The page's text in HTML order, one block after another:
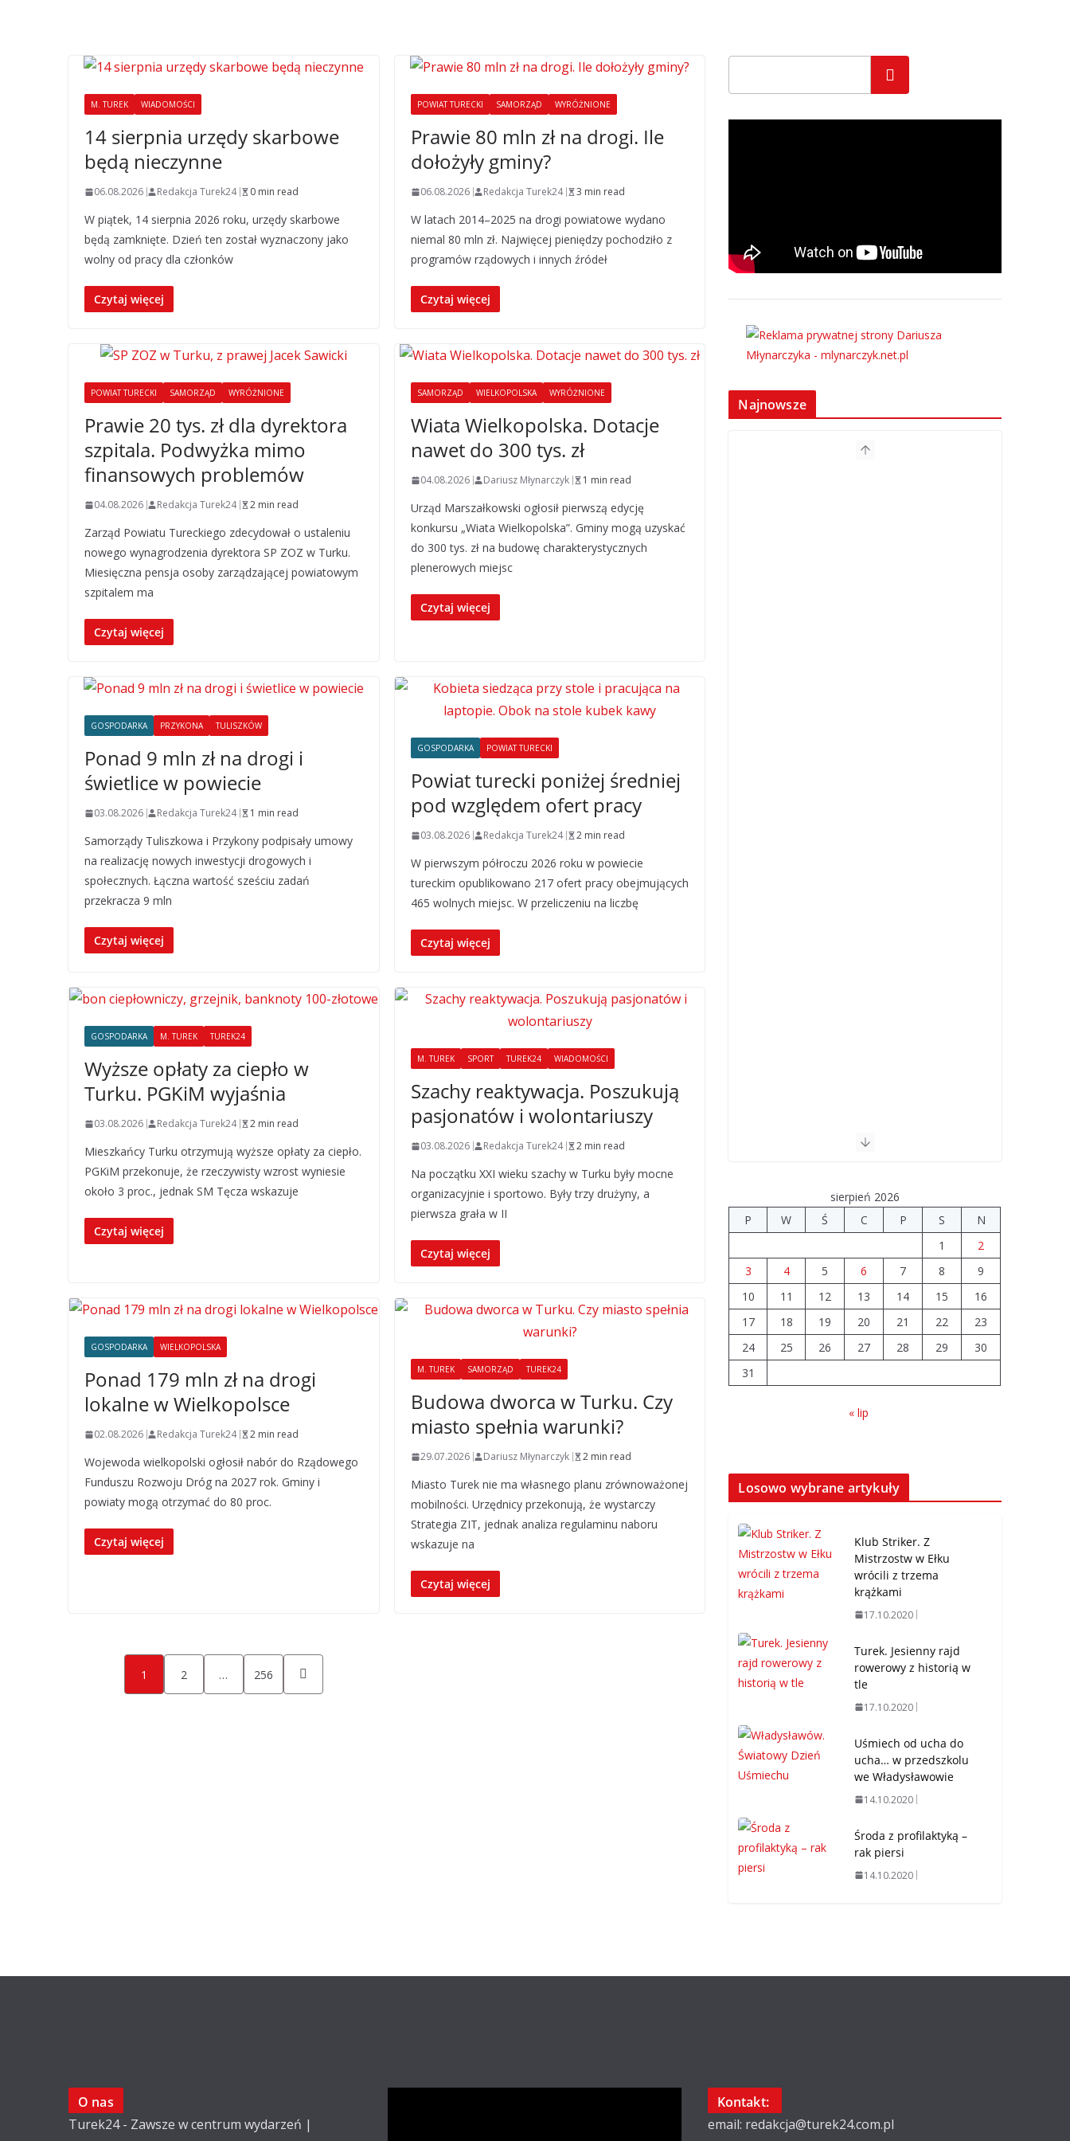
M. TUREK WIADOMOŚCI
14 sierpnia urzędy skarbowe
będą nieczynne
06.08.2026 Redakcja Turek24 0 min read
W piątek, 14 sierpnia 2026 roku, urzędy skarbowe
będą zamknięte. Dzień ten został wyznaczony jako
wolny od pracy dla członków
Czytaj więcej
POWIAT TURECKI SAMORZĄD WYRÓŻNIONE
Prawie 80 mln zł na drogi. Ile
dołożyły gminy?
06.08.2026 Redakcja Turek24 3 min read
W latach 2014–2025 na drogi powiatowe wydano
niemal 80 mln zł. Najwięcej pieniędzy pochodziło z
programów rządowych i innych źródeł
Czytaj więcej
POWIAT TURECKI SAMORZĄD WYRÓŻNIONE
Prawie 20 tys. zł dla dyrektora
szpitala. Podwyżka mimo
finansowych problemów
04.08.2026 Redakcja Turek24 2 min read
Zarząd Powiatu Tureckiego zdecydował o ustaleniu
nowego wynagrodzenia dyrektora SP ZOZ w Turku.
Miesięczna pensja osoby zarządzającej powiatowym
szpitalem ma
Czytaj więcej
SAMORZĄD WIELKOPOLSKA WYRÓŻNIONE
Wiata Wielkopolska. Dotacje
nawet do 300 tys. zł
04.08.2026 Dariusz Młynarczyk 1 min read
Urząd Marszałkowski ogłosił pierwszą edycję
konkursu „Wiata Wielkopolska”. Gminy mogą uzyskać
do 300 tys. zł na budowę charakterystycznych
plenerowych miejsc
Czytaj więcej
GOSPODARKA PRZYKONA TULISZKÓW
Ponad 9 mln zł na drogi i
świetlice w powiecie
03.08.2026 Redakcja Turek24 1 min read
Samorządy Tuliszkowa i Przykony podpisały umowy
na realizację nowych inwestycji drogowych i
społecznych. Łączna wartość sześciu zadań
przekracza 9 mln
Czytaj więcej
GOSPODARKA POWIAT TURECKI
Powiat turecki poniżej średniej
pod względem ofert pracy
03.08.2026 Redakcja Turek24 2 min read
W pierwszym półroczu 2026 roku w powiecie
tureckim opublikowano 217 ofert pracy obejmujących
465 wolnych miejsc. W przeliczeniu na liczbę
Czytaj więcej
GOSPODARKA M. TUREK TUREK24
Wyższe opłaty za ciepło w
Turku. PGKiM wyjaśnia
03.08.2026 Redakcja Turek24 2 min read
Mieszkańcy Turku otrzymują wyższe opłaty za ciepło.
PGKiM przekonuje, że rzeczywisty wzrost wyniesie
około 3 proc., jednak SM Tęcza wskazuje
Czytaj więcej
M. TUREK SPORT TUREK24 WIADOMOŚCI
Szachy reaktywacja. Poszukują
pasjonatów i wolontariuszy
03.08.2026 Redakcja Turek24 2 min read
Na początku XXI wieku szachy w Turku były mocne
organizacyjnie i sportowo. Były trzy drużyny, a
pierwsza grała w II
Czytaj więcej
GOSPODARKA WIELKOPOLSKA
Ponad 179 mln zł na drogi
lokalne w Wielkopolsce
02.08.2026 Redakcja Turek24 2 min read
Wojewoda wielkopolski ogłosił nabór do Rządowego
Funduszu Rozwoju Dróg na 2027 rok. Gminy i
powiaty mogą otrzymać do 80 proc.
Czytaj więcej
M. TUREK SAMORZĄD TUREK24
Budowa dworca w Turku. Czy
miasto spełnia warunki?
29.07.2026 Dariusz Młynarczyk 2 min read
Miasto Turek nie ma własnego planu zrównoważonej
mobilności. Urzędnicy przekonują, że wystarczy
Strategia ZIT, jednak analiza regulaminu naboru
wskazuje na
Czytaj więcej
Stronicowanie
wpisów
1 2 … 256
Szukaj
Najnowsze
sierpień 2026
P
W Ś C P S
N
1
2
3
4 5 6 7 8
9
10
11 12 13 14 15
16
17
18 19 20 21 22
23
24
25 26 27 28 29
30
31
« lip
Losowo wybrane artykuły
Klub Striker. Z
Mistrzostw w Ełku
wrócili z trzema
krążkami
17.10.2020
Turek. Jesienny rajd
rowerowy z historią w
tle
17.10.2020
Uśmiech od ucha do
ucha… w przedszkolu
we Władysławowie
14.10.2020
Środa z profilaktyką –
rak piersi
14.10.2020
O nas
Turek24 - Zawsze w centrum wydarzeń |
Kontakt:
email: redakcja@turek24.com.pl